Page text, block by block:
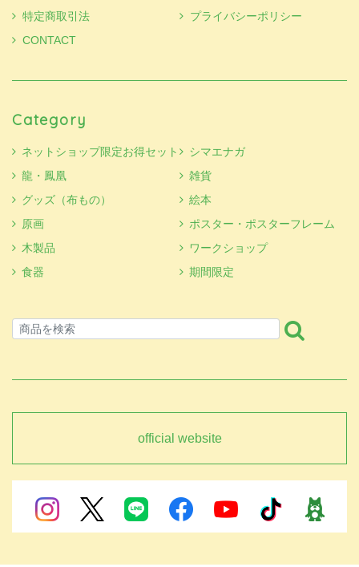
特定商取引法
プライバシーポリシー
CONTACT
Category
ネットショップ限定お得セット
シマエナガ
龍・鳳凰
雑貨
グッズ（布もの）
絵本
原画
ポスター・ポスターフレーム
木製品
ワークショップ
食器
期間限定
official website